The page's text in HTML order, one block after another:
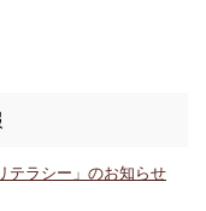
テラシー」のお知らせ